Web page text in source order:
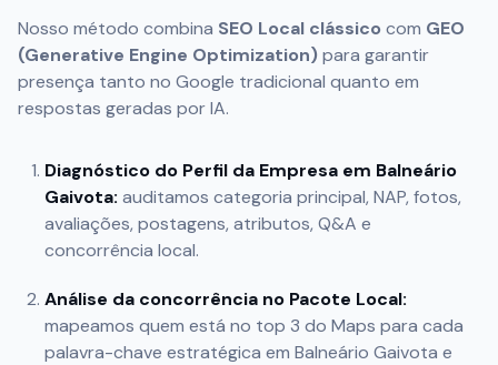
Nosso método combina SEO Local clássico com GEO
(Generative Engine Optimization)para garantir
presença tanto no Google tradicional quanto em
respostas geradas por IA.
Diagnóstico do Perfil da Empresa em Balneário
Gaivota: auditamos categoria principal, NAP, fotos,
avaliações, postagens, atributos, Q&A e
concorrência local.
Análise da concorrência no Pacote Local:
mapeamos quem está no top 3 do Maps para cada
palavra-chave estratégica em Balneário Gaivota e